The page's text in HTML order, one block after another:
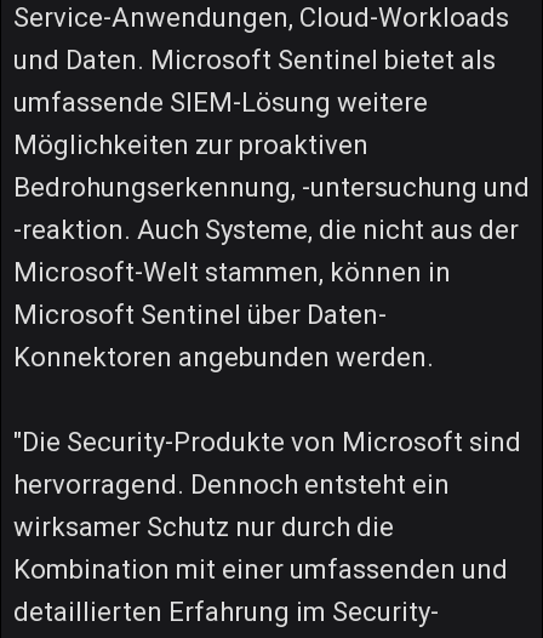
Service-Anwendungen, Cloud-Workloads
und Daten. Microsoft Sentinel bietet als
umfassende SIEM-Lösung weitere
Möglichkeiten zur proaktiven
Bedrohungserkennung, -untersuchung und
-reaktion. Auch Systeme, die nicht aus der
Microsoft-Welt stammen, können in
Microsoft Sentinel über Daten-
Konnektoren angebunden werden.
"Die Security-Produkte von Microsoft sind
hervorragend. Dennoch entsteht ein
wirksamer Schutz nur durch die
Kombination mit einer umfassenden und
detaillierten Erfahrung im Security-